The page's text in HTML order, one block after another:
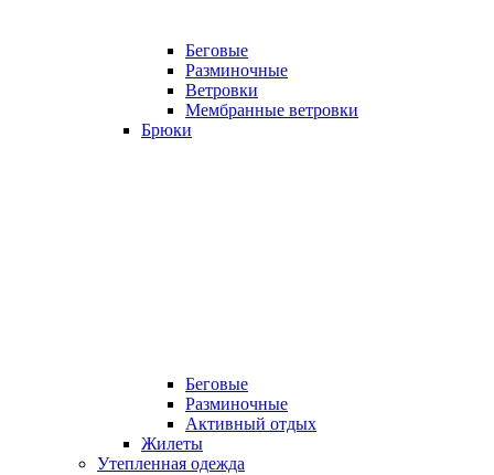
Беговые
Разминочные
Ветровки
Мембранные ветровки
Брюки
Беговые
Разминочные
Активный отдых
Жилеты
Утепленная одежда